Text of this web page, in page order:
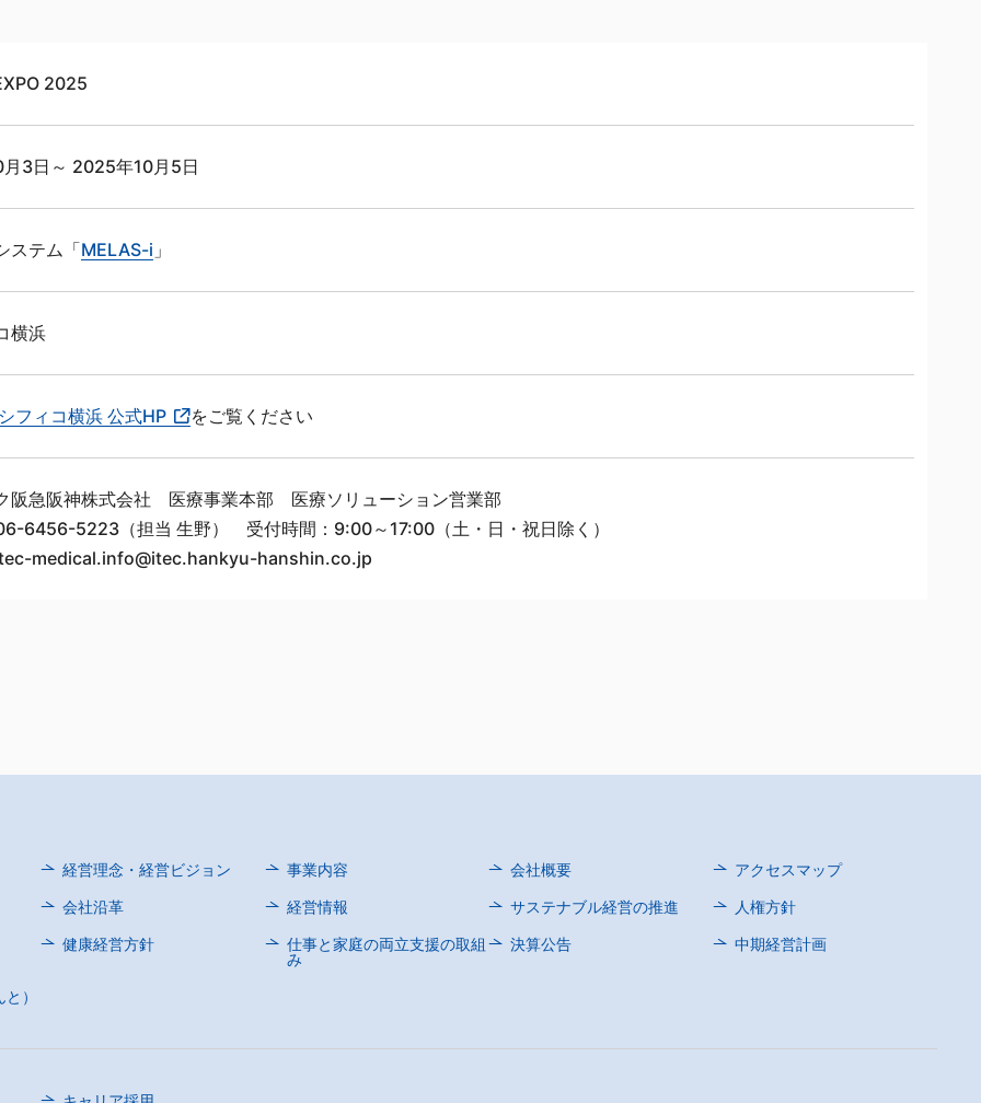
2025
3日～ 2025年10月5日
ステム「MELAS-i 」
横浜
フィコ横浜 公式HP をご覧ください
阪急阪神株式会社 医療事業本部 医療ソリューション営業部
6456-5223（担当 生野） 受付時間：9:00～17:00（土・日・祝日除く）
medical.info@itec.hankyu-hanshin.co.jp
経営理念・経営ビジョン 事業内容 会社概要
アクセスマップ
会社沿革
経営情報 サステナブル経営の推進
人権方針
健康経営方針
仕事と家庭の両立支援の取組
み
決算公告 中期経営計画
）